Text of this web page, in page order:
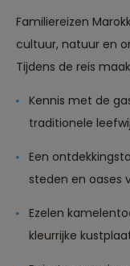
Familiereizen
cultuur, natuur en
Tijdens de reis
Kennis met de
traditionele
Een
steden en oases
Ezelen
kleurrijke